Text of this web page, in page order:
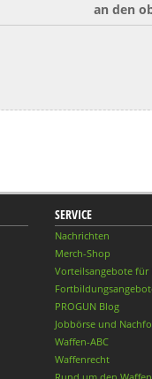
an den
SERVICE
Nachrichten
Merch-Shop
Vorteilsangebote für
PROGUN Blog
Jobbörse und
Waffen-ABC
Waffenrecht